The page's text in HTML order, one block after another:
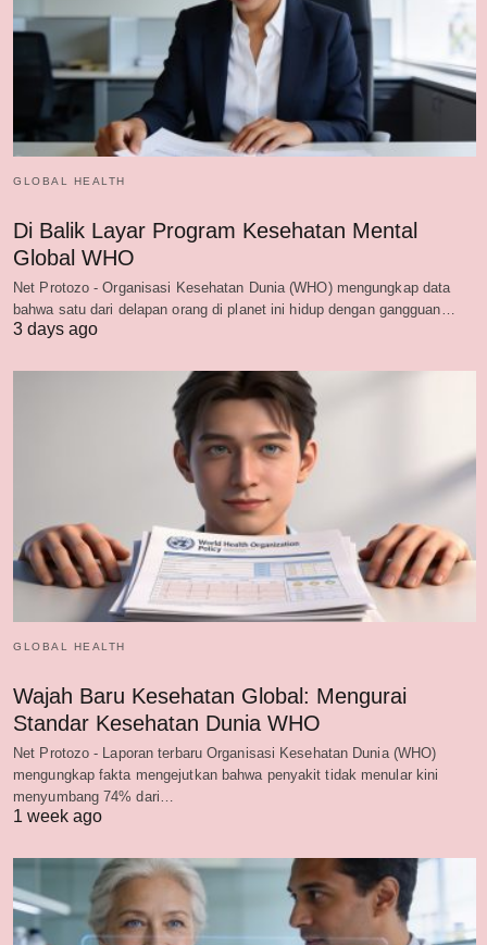
GLOBAL HEALTH
Di Balik Layar Program Kesehatan Mental
Global WHO
Net Protozo - Organisasi Kesehatan Dunia (WHO) mengungkap data
bahwa satu dari delapan orang di planet ini hidup dengan gangguan…
3 days ago
GLOBAL HEALTH
Wajah Baru Kesehatan Global: Mengurai
Standar Kesehatan Dunia WHO
Net Protozo - Laporan terbaru Organisasi Kesehatan Dunia (WHO)
mengungkap fakta mengejutkan bahwa penyakit tidak menular kini
menyumbang 74% dari…
1 week ago